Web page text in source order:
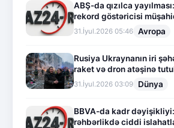
ABŞ-da qızılca
rekord göstəricisi
31.İyul.2026 05:46 Avropa
Rusiya Ukraynanın iri
raket və dron atəşinə
31.İyul.2026 03:09 Dünya
BBVA-da kadr
rəhbərlikdə ciddi